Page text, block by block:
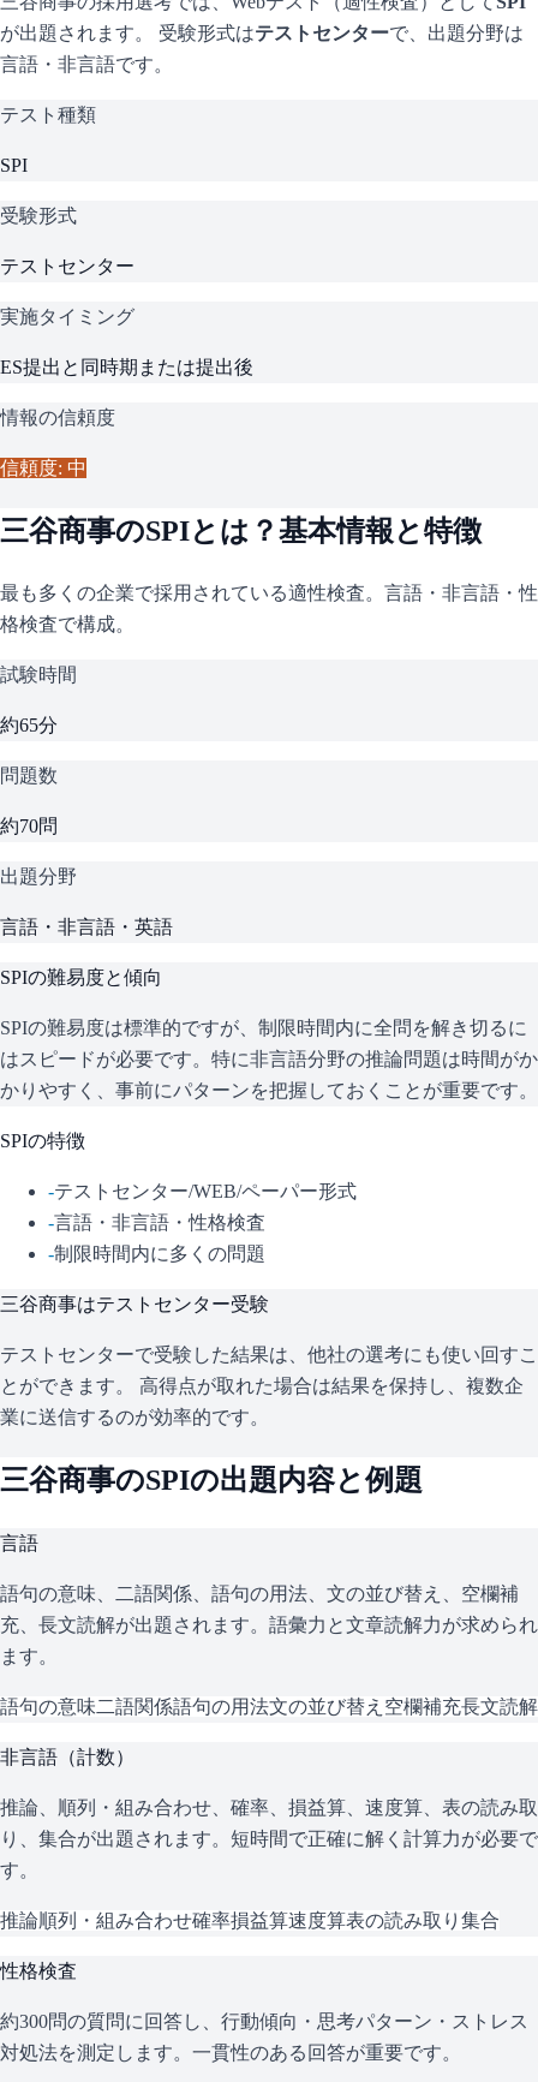
が出題されます。 受験形式はテストセンターで、 出題分野は
言語・非言語です。
テスト種類
SPI
受験形式
テストセンター
実施タイミング
ES提出と同時期または提出後
情報の信頼度
信頼度: 中
三谷商事のSPIとは？基本情報と特徴
最も多くの企業で採用されている適性検査。言語・非言語・性
格検査で構成。
試験時間
約65分
問題数
約70問
出題分野
言語・非言語・英語
SPIの難易度と傾向
SPIの難易度は標準的ですが、制限時間内に全問を解き切るに
はスピードが必要です。特に非言語分野の推論問題は時間がか
かりやすく、事前にパターンを把握しておくことが重要です。
SPIの特徴
-テストセンター/WEB/ペーパー形式
-言語・非言語・性格検査
-制限時間内に多くの問題
三谷商事はテストセンター受験
テストセンターで受験した結果は、他社の選考にも使い回すこ
とができます。 高得点が取れた場合は結果を保持し、複数企
業に送信するのが効率的です。
三谷商事のSPIの出題内容と例題
言語
語句の意味、二語関係、語句の用法、文の並び替え、空欄補
充、長文読解が出題されます。語彙力と文章読解力が求められ
ます。
語句の意味二語関係語句の用法文の並び替え 空欄補充長文読解
非言語（計数）
推論、順列・組み合わせ、確率、損益算、速度算、表の読み取
り、集合が出題されます。短時間で正確に解く計算力が必要で
す。
推論順列・組み合わせ確率損益算速度算表の読み取り 集合
性格検査
約300問の質問に回答し、行動傾向・思考パターン・ストレス
対処法を測定します。一貫性のある回答が重要です。